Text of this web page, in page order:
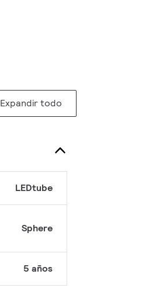
Expandir todo
LEDtube
Sphere
5 años